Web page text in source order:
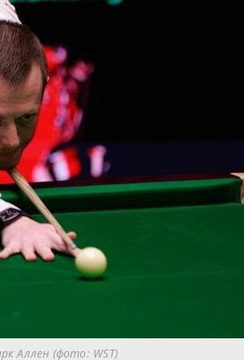
Аллен (фото: WST)